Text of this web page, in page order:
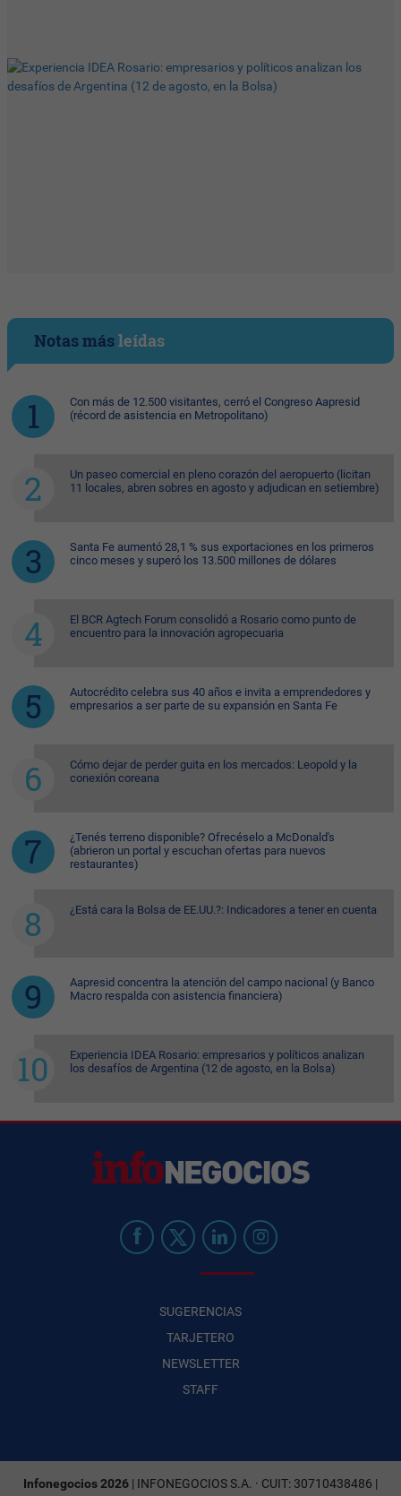
Notas másleídas
Con más de 12.500 visitantes, cerró el Congreso Aapresid
(récord de asistencia en Metropolitano)
Un paseo comercial en pleno corazón del aeropuerto (licitan
11 locales, abren sobres en agosto y adjudican en setiembre)
Santa Fe aumentó 28,1 % sus exportaciones en los primeros
cinco meses y superó los 13.500 millones de dólares
El BCR Agtech Forum consolidó a Rosario como punto de
encuentro para la innovación agropecuaria
Autocrédito celebra sus 40 años e invita a emprendedores y
empresarios a ser parte de su expansión en Santa Fe
Cómo dejar de perder guita en los mercados: Leopold y la
conexión coreana
¿Tenés terreno disponible? Ofrecéselo a McDonald's
(abrieron un portal y escuchan ofertas para nuevos
restaurantes)
¿Está cara la Bolsa de EE.UU.?: Indicadores a tener en cuenta
Aapresid concentra la atención del campo nacional (y Banco
Macro respalda con asistencia financiera)
Experiencia IDEA Rosario: empresarios y políticos analizan
los desafíos de Argentina (12 de agosto, en la Bolsa)
SUGERENCIAS
TARJETERO
NEWSLETTER
STAFF
Infonegocios 2026 | INFONEGOCIOS S.A. · CUIT: 30710438486 |